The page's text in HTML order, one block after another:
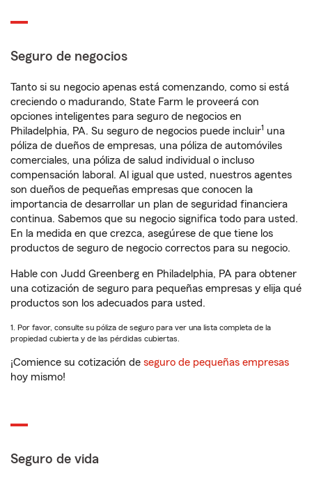
Seguro de negocios
Tanto si su negocio apenas está comenzando, como si está
creciendo o madurando, State Farm le proveerá con
opciones inteligentes para seguro de negocios en
Philadelphia, PA. Su seguro de negocios puede incluir1 una
póliza de dueños de empresas, una póliza de automóviles
comerciales, una póliza de salud individual o incluso
compensación laboral. Al igual que usted, nuestros agentes
son dueños de pequeñas empresas que conocen la
importancia de desarrollar un plan de seguridad financiera
continua. Sabemos que su negocio significa todo para usted.
En la medida en que crezca, asegúrese de que tiene los
productos de seguro de negocio correctos para su negocio.
Hable con Judd Greenberg en Philadelphia, PA para obtener
una cotización de seguro para pequeñas empresas y elija qué
productos son los adecuados para usted.
1. Por favor, consulte su póliza de seguro para ver una lista completa de la
propiedad cubierta y de las pérdidas cubiertas.
¡Comience su cotización de seguro de pequeñas empresas
hoy mismo!
Seguro de vida